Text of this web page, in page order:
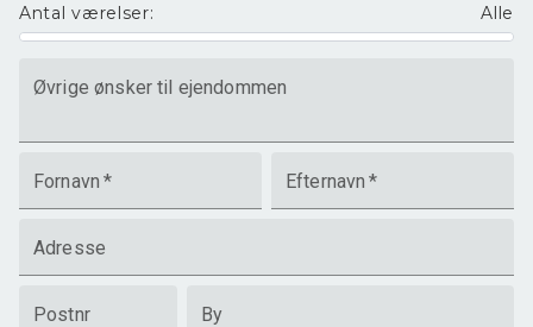
Antal værelser: Alle
Øvrige ønsker til ejendommen
Fornavn * Efternavn *
Adresse
Postnr By